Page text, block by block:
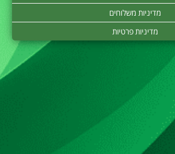
מדיניות משלוחים
מדיניות פרטיות